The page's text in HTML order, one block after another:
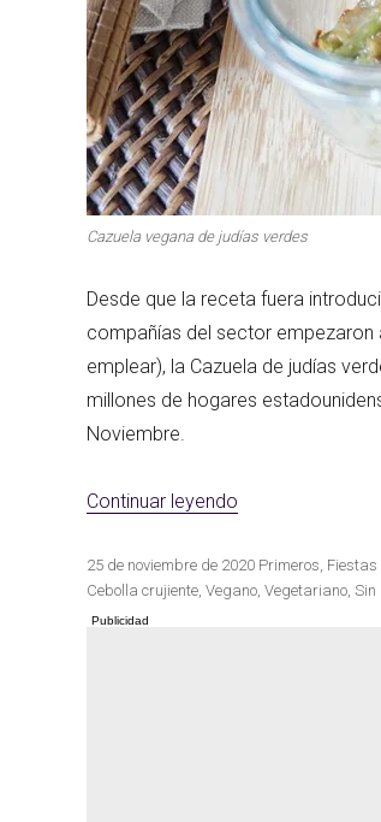
Carnes 2.0
Cocina de invierno
Cazuela vegana de judías verdes
Desde que la receta fuera
compañías del sector
emplear), la Cazuela de judías
millones de hogares
Noviembre.
Continuar leyendo
Publicado
el
25 de noviembre de 2020 Categorías
Primeros, Fiestas
Cebolla crujiente, Vegano, Vegetariano, Sin